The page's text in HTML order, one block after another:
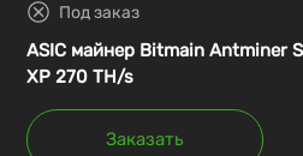
Под заказ
ASIC майнер Bitmain Antminer
XP 270 TH/s
Заказать